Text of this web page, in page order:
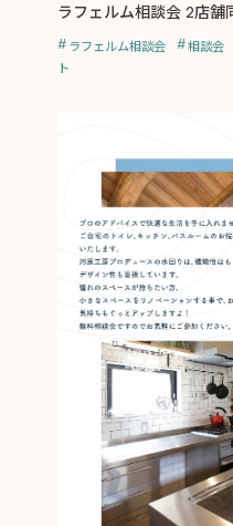
ラフェルム相談会 2店舗
ラフェルム相談会 相談会
ト